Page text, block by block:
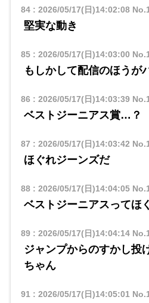
84: 2026/05/17(日)14:02:08
堅実な動き
85: 2026/05/17(日)14:03:00
もしかして配信のほうが
86 : 2026/05/17(日)14:03:39
ベストジーニアス賞…？
87 : 2026/05/17(日)14:03:42
ほぐれジーンズだ
88: 2026/05/17(日)14:04:05
ベストジーニアスってほ
89: 2026/05/17(日)14:04:14
ジャンプからのすかし投
ちゃん
91 : 2026/05/17(日)14:05:01